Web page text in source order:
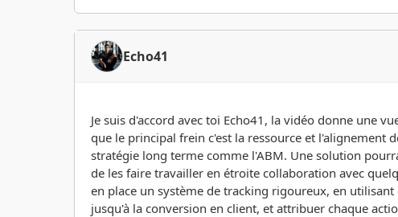
Echo41
Je suis d'accord avec toi Echo41, la vidéo donne une
que le principal frein c'est la ressource et l'alignement
stratégie long terme comme l'ABM. Une solution
de les faire travailler en étroite collaboration avec
en place un système de tracking rigoureux, en
jusqu'à la conversion en client, et attribuer chaque